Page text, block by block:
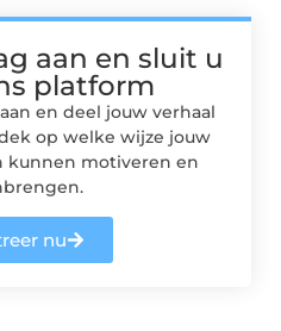
aan en sluit u
platform
en deel jouw verhaal
op welke wijze jouw
kunnen motiveren en
nu